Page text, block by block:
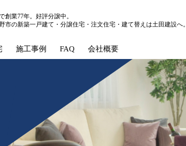
創業77年。好評分譲中。
市の新築一戸建て・分譲住宅・注文住宅・建て替えは土田建設へ。
施工事例 FAQ 会社概要